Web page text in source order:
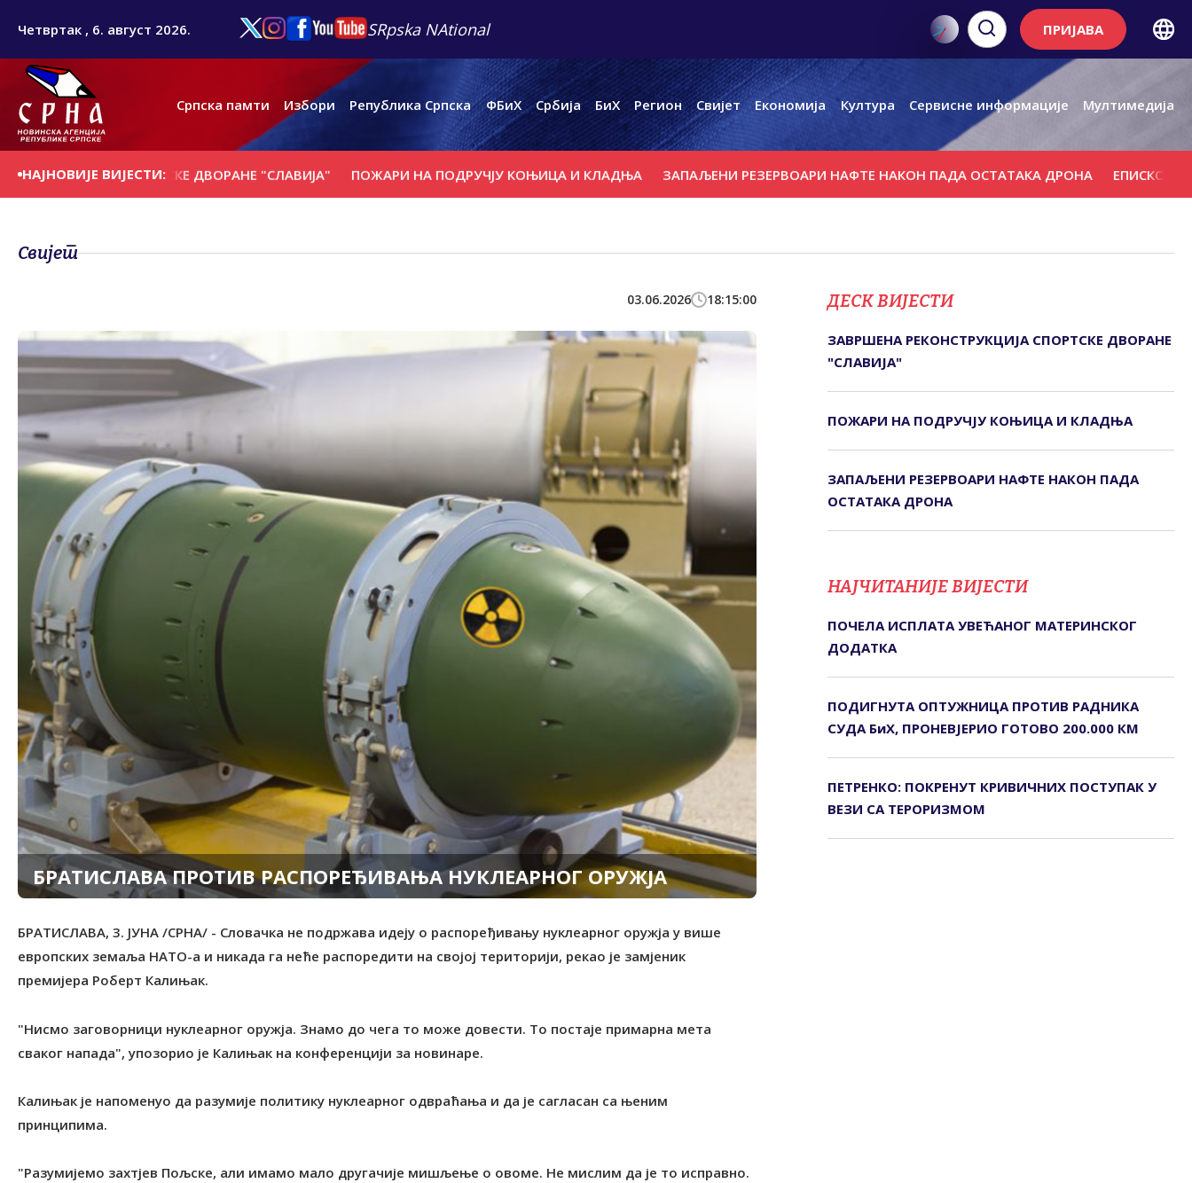
Четвртак , 6. август 2026. SRpska NAtional ПРИЈАВА
Српска памти Избори Република Српска ФБиХ Србија БиХ Регион Свијет Економија Култура Сервисне информације Мултимедија
НАЈНОВИЈЕ ВИЈЕСТИ:
СПОРТСКЕ ДВОРАНЕ "СЛАВИЈА" ПОЖАРИ НА ПОДРУЧЈУ КОЊИЦА И КЛАДЊА ЗАПАЉЕНИ РЕЗЕРВОАРИ НАФТЕ НАКОН ПАДА ОСТАТАКА ДРОНА ЕПИСКОП
Свијет
03.06.2026 18:15:00
БРАТИСЛАВА ПРОТИВ РАСПОРЕЂИВАЊА НУКЛЕАРНОГ ОРУЖЈА
БРАТИСЛАВА, 3. ЈУНА /СРНА/ - Словачка не подржава идеју о распоређивању нуклеарног оружја у више
европских земаља НАТО-а и никада га неће распоредити на својој територији, рекао је замјеник
премијера Роберт Калињак.
"Нисмо заговорници нуклеарног оружја. Знамо до чега то може довести. То постаје примарна мета
сваког напада", упозорио је Калињак на конференцији за новинаре.
Калињак је напоменуо да разумије политику нуклеарног одвраћања и да је сагласан са њеним
принципима.
"Разумијемо захтјев Пољске, али имамо мало другачије мишљење о овоме. Не мислим да је то исправно.
ДЕСК ВИЈЕСТИ
ЗАВРШЕНА РЕКОНСТРУКЦИЈА СПОРТСКЕ ДВОРАНЕ
"СЛАВИЈА"
ПОЖАРИ НА ПОДРУЧЈУ КОЊИЦА И КЛАДЊА
ЗАПАЉЕНИ РЕЗЕРВОАРИ НАФТЕ НАКОН ПАДА
ОСТАТАКА ДРОНА
НАЈЧИТАНИЈЕ ВИЈЕСТИ
ПОЧЕЛА ИСПЛАТА УВЕЋАНОГ МАТЕРИНСКОГ
ДОДАТКА
ПОДИГНУТА ОПТУЖНИЦА ПРОТИВ РАДНИКА
СУДА БиХ, ПРОНЕВЈЕРИО ГОТОВО 200.000 КМ
ПЕТРЕНКО: ПОКРЕНУТ КРИВИЧНИХ ПОСТУПАК У
ВЕЗИ СА ТЕРОРИЗМОМ